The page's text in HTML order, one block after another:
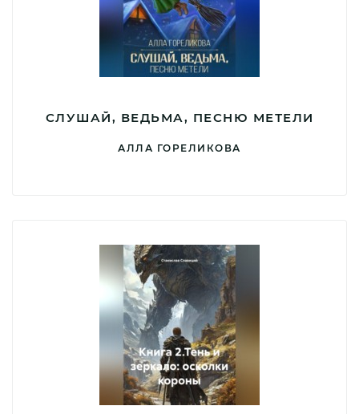
СЛУШАЙ, ВЕДЬМА, ПЕСНЮ МЕТЕЛИ
АЛЛА ГОРЕЛИКОВА